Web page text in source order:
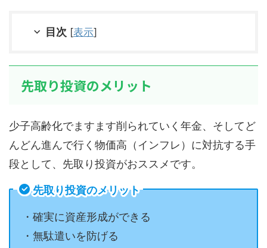
目次 [表示]
先取り投資のメリット
少子高齢化でますます削られていく年金、そしてど
んどん進んで行く物価高（インフレ）に対抗する手
段として、先取り投資がおススメです。
先取り投資のメリット
・確実に資産形成ができる
・無駄遣いを防げる